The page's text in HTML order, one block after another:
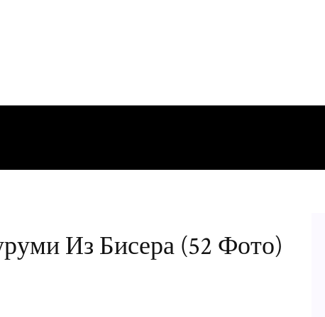
Из Бисера (52 Фото)